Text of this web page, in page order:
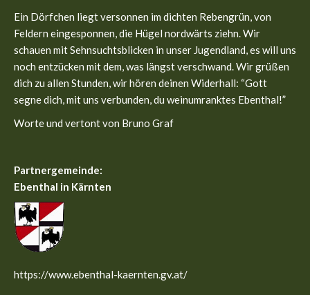
in
new
window
in
new
window
Ein Dörfchen liegt versonnen im dichten Rebengrün, von
Feldern eingesponnen, die Hügel nordwärts ziehn. Wir
schauen mit Sehnsuchtsblicken in unser Jugendland, es will uns
noch entzücken mit dem, was längst verschwand. Wir grüßen
dich zu allen Stunden, wir hören deinen Widerhall: “Gott
segne dich, mit uns verbunden, du weinumranktes Ebenthal!”
Worte und vertont von Bruno Graf
Partnergemeinde:
Ebenthal in Kärnten
https://www.ebenthal-kaernten.gv.at/